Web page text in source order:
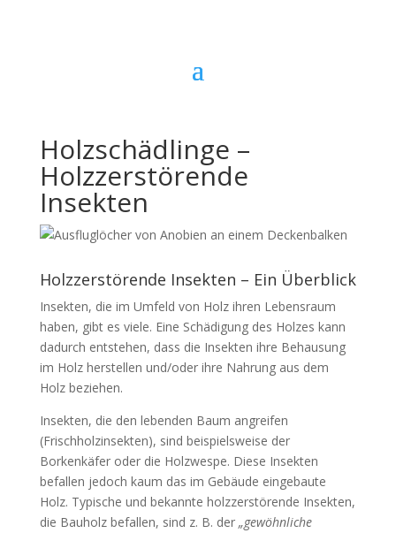
Holzschädlinge –
Holzzerstörende
Insekten
Holzzerstörende Insekten – Ein Überblick
Insekten, die im Umfeld von Holz ihren Lebensraum
haben, gibt es viele. Eine Schädigung des Holzes kann
dadurch entstehen, dass die Insekten ihre Behausung
im Holz herstellen und/oder ihre Nahrung aus dem
Holz beziehen.
Insekten, die den lebenden Baum angreifen
(Frischholzinsekten), sind beispielsweise der
Borkenkäfer oder die Holzwespe. Diese Insekten
befallen jedoch kaum das im Gebäude eingebaute
Holz. Typische und bekannte holzzerstörende Insekten,
die Bauholz befallen, sind z. B. der „gewöhnliche